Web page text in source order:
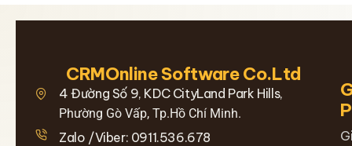
CRMOnline Software Co.Ltd
4 Đường Số 9, KDC CityLand Park Hills,
Phường Gò Vấp, Tp.Hồ Chí Minh.
Zalo /Viber: 0911.536.678